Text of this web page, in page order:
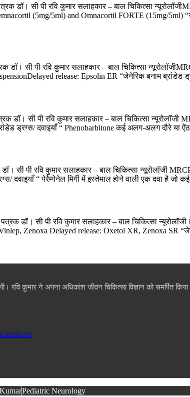
डॉ। सी पी रवि कुमार सलाहकार – बाल चिकित्सा
(5mg/5ml) and Omnacortil FORTE (15mg/5ml)
डॉ। सी पी रवि कुमार सलाहकार – बाल चिकित्सा
release: Epsolin ER “जेनेरिक बनाम
डॉ। सी पी रवि कुमार सलाहकार – बाल चिकित्सा
ड्रग्स/ दवाइयाँ “ Phenobarbitone कई अलग-अलग दौरे या
सी पी रवि कुमार सलाहकार – बाल चिकित्सा न्यूरोलॉजी
दवाइयाँ “ पेरैम्पेनेल मिर्गी में इस्तेमाल होने वाली एक दवा है
डॉ। सी पी रवि कुमार सलाहकार – बाल चिकित्सा
Zenoxa Delayed release: Oxetol XR, Zenoxa SR
रवि कुमार ने अपना अधिकांश जीवन चिकित्सा विज्ञान को समर्पित
Pediatric Neurology